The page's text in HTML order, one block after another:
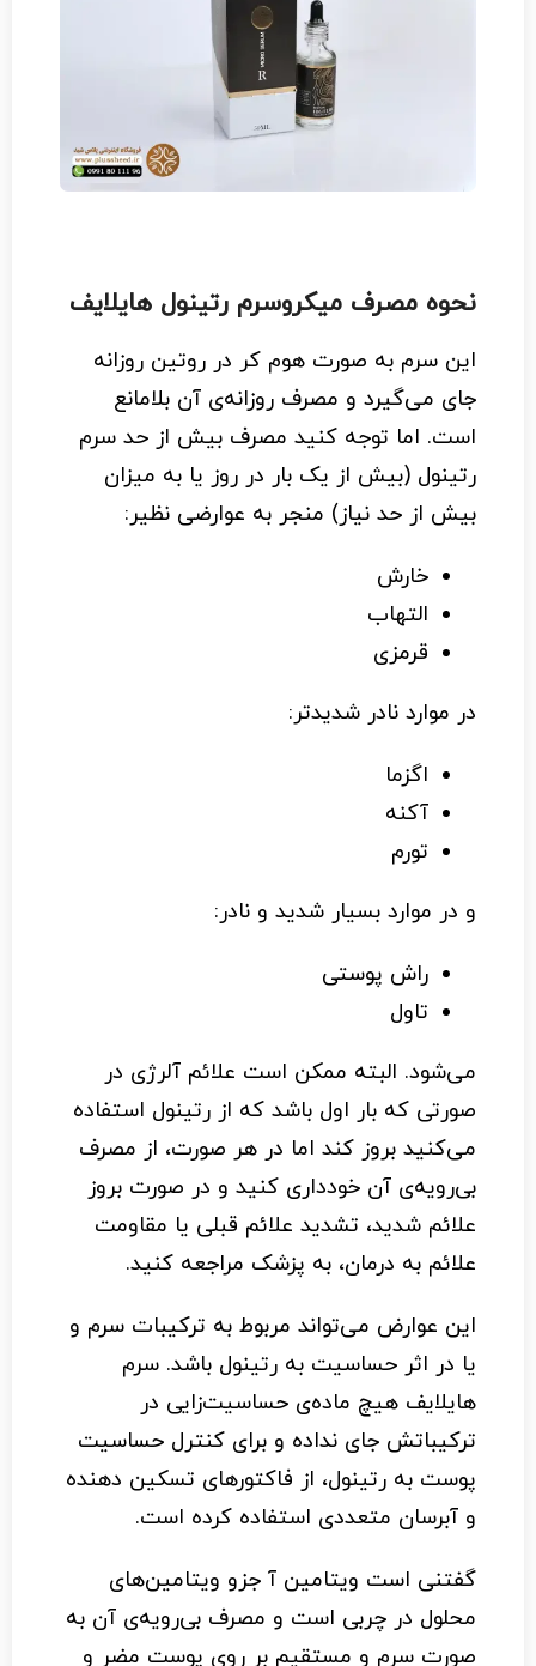
نحوه مصرف میکروسرم رتینول هایلایف
این سرم به صورت هوم کر در روتین روزانه
جای می‌گیرد و مصرف روزانه‌ی آن بلامانع
است. اما توجه کنید مصرف بیش از حد سرم
رتینول (بیش از یک بار در روز یا به میزان
بیش از حد نیاز) منجر به عوارضی نظیر:
خارش
التهاب
قرمزی
در موارد نادر شدیدتر:
اگزما
آکنه
تورم
و در موارد بسیار شدید و نادر:
راش پوستی
تاول
می‌شود. البته ممکن است علائم آلرژی در
صورتی که بار اول باشد که از رتینول استفاده
می‌کنید بروز کند اما در هر صورت، از مصرف
بی‌رویه‌ی آن خودداری کنید و در صورت بروز
علائم شدید، تشدید علائم قبلی یا مقاومت
علائم به درمان، به پزشک مراجعه کنید.
این عوارض می‌تواند مربوط به ترکیبات سرم و
یا در اثر حساسیت به رتینول باشد. سرم
هایلایف هیچ ماده‌ی حساسیت‌زایی در
ترکیباتش جای نداده و برای کنترل حساسیت
پوست به رتینول، از فاکتورهای تسکین دهنده
و آبرسان متعددی استفاده کرده است.
گفتنی است ویتامین آ جزو ویتامین‌های
محلول در چربی است و مصرف بی‌رویه‌ی آن به
صورت سرم و مستقیم بر روی پوست مضر و